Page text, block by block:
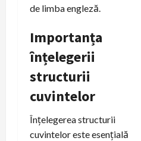
de limba engleză.
Importanța
înțelegerii
structurii
cuvintelor
Înțelegerea structurii
cuvintelor este esențială